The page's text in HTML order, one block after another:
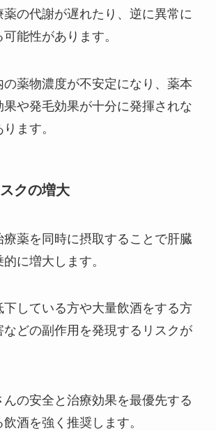
薬の代謝が遅れたり、逆に異常に
能性があります。
薬物濃度が不安定になり、薬本
や発毛効果が十分に発揮されな
ます。
クの増大
療薬を同時に摂取することで肝臓
に増大します。
している方や大量飲酒をする方
などの副作用を発現するリスクが
の安全と治療効果を最優先する
酒を強く推奨します。